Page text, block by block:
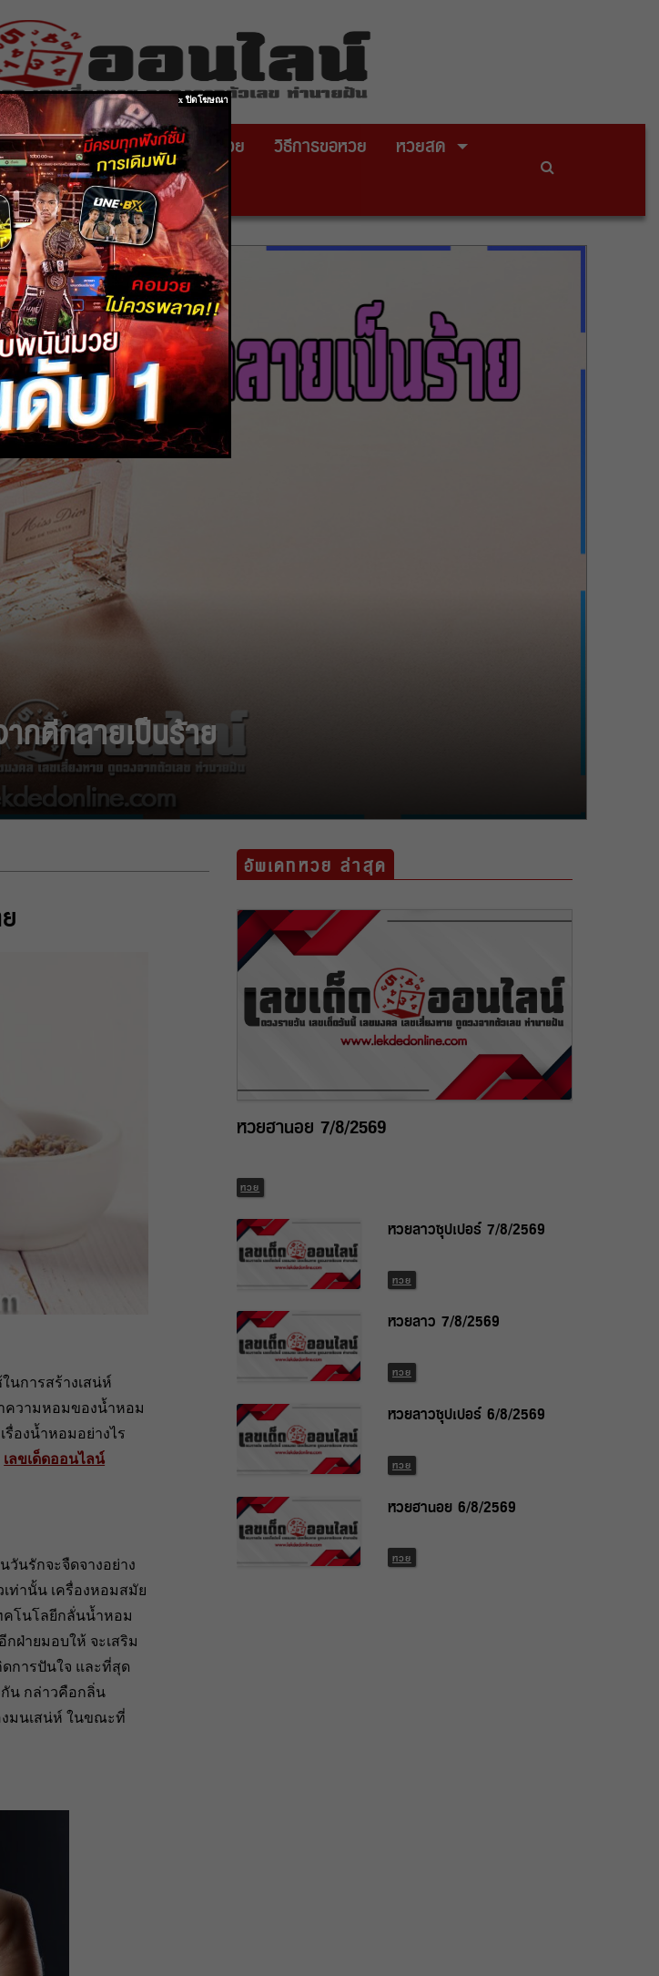
เลขเด็ดหวยดัง สถานที่ขอหวย วิธีการขอหวย
หวยสด
หุ้นสด
กดีกลายเป็นร้าย
นการสร้างเสน่ห์
ความหอมของน้ำหอม
องน้ำหอมอย่างไร
เลขเด็ดออนไลน์
นรักจะจืดจางอย่าง
ท่านั้น เครื่องหอมสมัย
โนโลยีกลั่นน้ำหอม
ฝ่ายมอบให้ จะเสริม
การปันใจ และที่สุด
กัน กล่าวคือกลิ่น
งมนเสน่ห์ ในขณะที่
อัพเดทหวย ล่าสุด
หวยฮานอย 7/8/2569
หวย
หวยลาวซุปเปอร์ 7/8/2569
หวย
หวยลาว 7/8/2569
หวย
หวยลาวซุปเปอร์ 6/8/2569
หวย
หวยฮานอย 6/8/2569
หวย
x ปิดโฆษณา